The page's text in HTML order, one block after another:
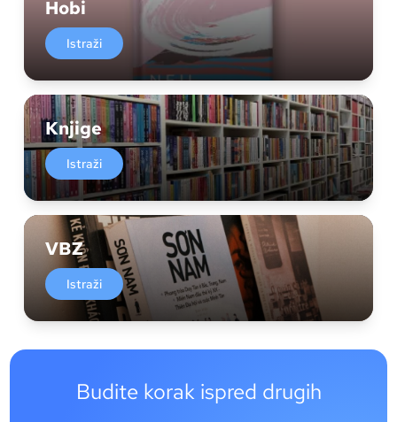
Hobi
Istraži
Knjige
Istraži
VBZ
Istraži
Budite korak ispred drugih